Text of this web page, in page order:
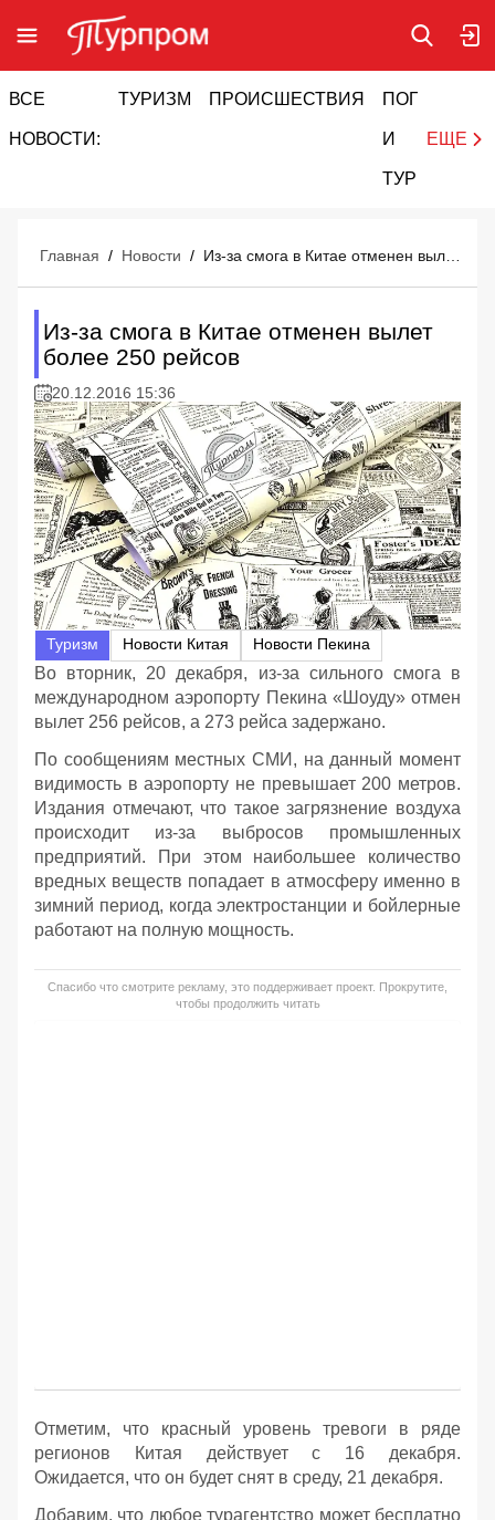
ВСЕ
НОВОСТИ:
ТУРИЗМ ПРОИСШЕСТВИЯ ПОГОДА
И
ТУРИЗМ
ЕЩЕ
Главная / Новости /
Из-за смога в Китае отменен вылет
более 250 рейсов
20.12.2016 15:36
Туризм Новости Китая Новости Пекина
Во вторник, 20 декабря, из-за сильного смога в
международном аэропорту Пекина «Шоуду» отмен
вылет 256 рейсов, а 273 рейса задержано.
По сообщениям местных СМИ, на данный момент
видимость в аэропорту не превышает 200 метров.
Издания отмечают, что такое загрязнение воздуха
происходит из-за выбросов промышленных
предприятий. При этом наибольшее количество
вредных веществ попадает в атмосферу именно в
зимний период, когда электростанции и бойлерные
работают на полную мощность.
Спасибо что смотрите рекламу, это поддерживает проект. Прокрутите,
чтобы продолжить читать
Отметим, что красный уровень тревоги в ряде
регионов Китая действует с 16 декабря.
Ожидается, что он будет снят в среду, 21 декабря.
Добавим, что любое турагентство может бесплатно